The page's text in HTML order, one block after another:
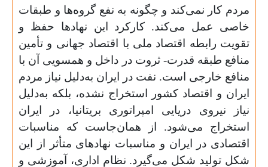
مردم کار نمی‌کند و چگونه به نفع گروه‌ها و طبقات
خاصی عمل می‌کند. کارکرد این نهادها حفظ و
تقویت رابطه اقتصاد ملی با اقتصاد جهانی و تأمین
منافع طبقه قدرت- ثروت در داخل و همسویی آن با
منافع خارجی است. نفت در ایران به‌دلیل نیاز مردم
ایران و اقتصاد کشور استخراج نشده، بلکه به‌دلیل
نیاز نیروی دریایی امپراتوری بریتانیا، در ایران
استخراج می‌شود. از همان‌‌جاست که مناسبات
اقتصادی در ایران و مناسبات نهادهای متأثر از این
شکل تولید شکل می‌گیرد. نظام اداری، آموزشی و